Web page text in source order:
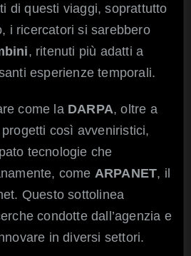
di questi viaggi, soprattutto
i ricercatori si sarebbero
, ritenuti più adatti a
esperienze temporali.
come la DARPA, oltre a
così avveniristici,
tecnologie che
come ARPANET, il
Questo sottolinea
condotte dall’agenzia e
in diversi settori.